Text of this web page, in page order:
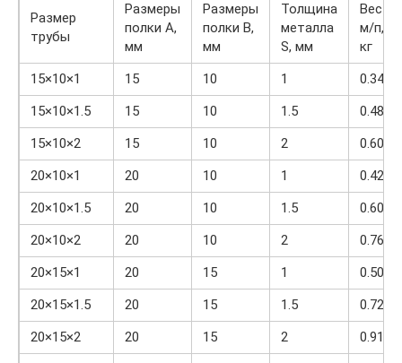
Размер
трубы
Размеры
полки A,
мм
Размеры
полки B,
мм
Толщина
металла
S, мм
Вес
м/п,
кг
15×10×1
15 10 1
0.348
15×10×1.5
15 10 1.5
0.488
15×10×2
15 10 2
0.605
20×10×1
20 10 1
0.426
20×10×1.5
20 10 1.5
0.605
20×10×2
20 10 2
0.762
20×15×1
20 15 1
0.505
20×15×1.5
20 15 1.5
0.723
20×15×2
20 15 2
0.919